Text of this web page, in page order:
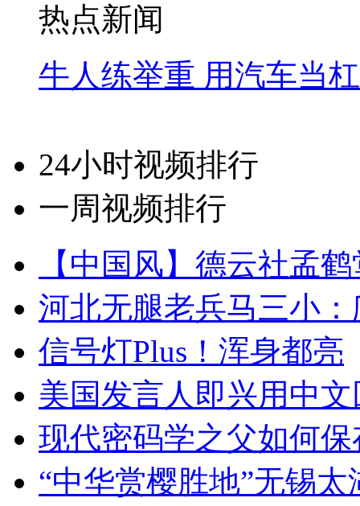
热点新闻
牛人练举重 用汽车当
24小时视频排行
一周视频排行
【中国风】德云社孟
河北无腿老兵马三小
信号灯Plus！浑身都亮
美国发言人即兴用中
现代密码学之父如何
“中华赏樱胜地”无锡